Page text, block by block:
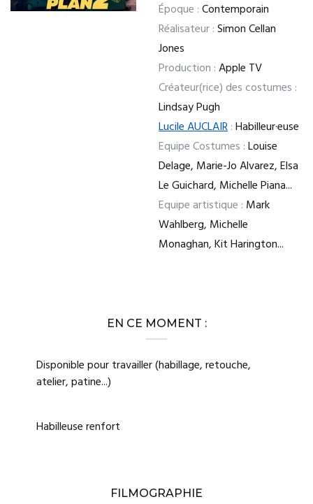
Époque :Contemporain
Réalisateur :Simon Cellan
Jones
Production :Apple TV
Créateur(rice) des costumes :
Lindsay Pugh
Lucile AUCLAIR:Habilleur·euse
Equipe Costumes :Louise
Delage, Marie-Jo Alvarez, Elsa
Le Guichard, Michelle Piana...
Equipe artistique : Mark
Wahlberg, Michelle
Monaghan, Kit Harington...
EN CE MOMENT :
Disponible pour travailler (habillage, retouche,
atelier, patine...)
Habilleuse renfort
FILMOGRAPHIE